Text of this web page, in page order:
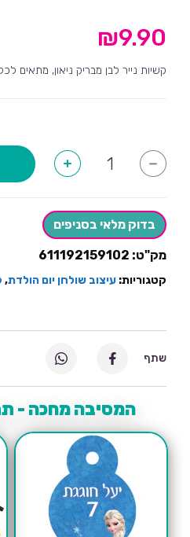
₪9.90
קשיות נייר לבן מבריק ניאון, מתאים
-
של
מבריק
ניאון
+
בדוק מלאי בסניפים
מק"ט: 611192159102
קטגוריות: עיצוב שולחן יום הולדת,
המסיבה מחכה -
שתף